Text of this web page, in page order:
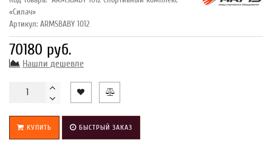
«Силач»
Артикул: ARMSBABY 1012
70180 руб.
Нашли дешевле
КУПИТЬ БЫСТРЫЙ ЗАКАЗ